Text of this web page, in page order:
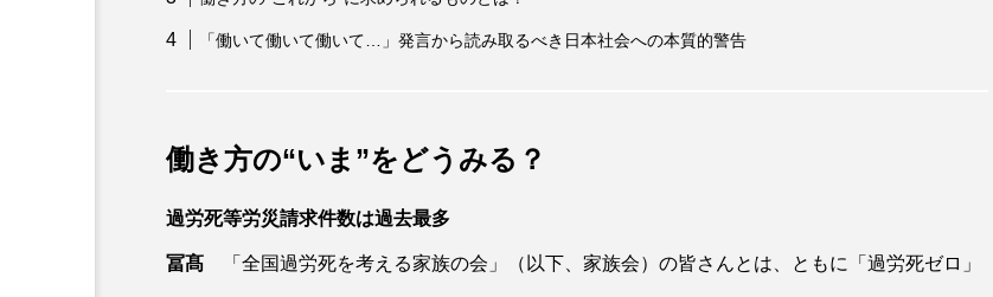
「働いて働いて働いて…」発言から読み取るべき日本社会への本質的警告
働き方の“いま”をどうみる？
過労死等労災請求件数は過去最多
冨髙 「全国過労死を考える家族の会」（以下、家族会）の皆さんとは、ともに「過労死ゼロ」